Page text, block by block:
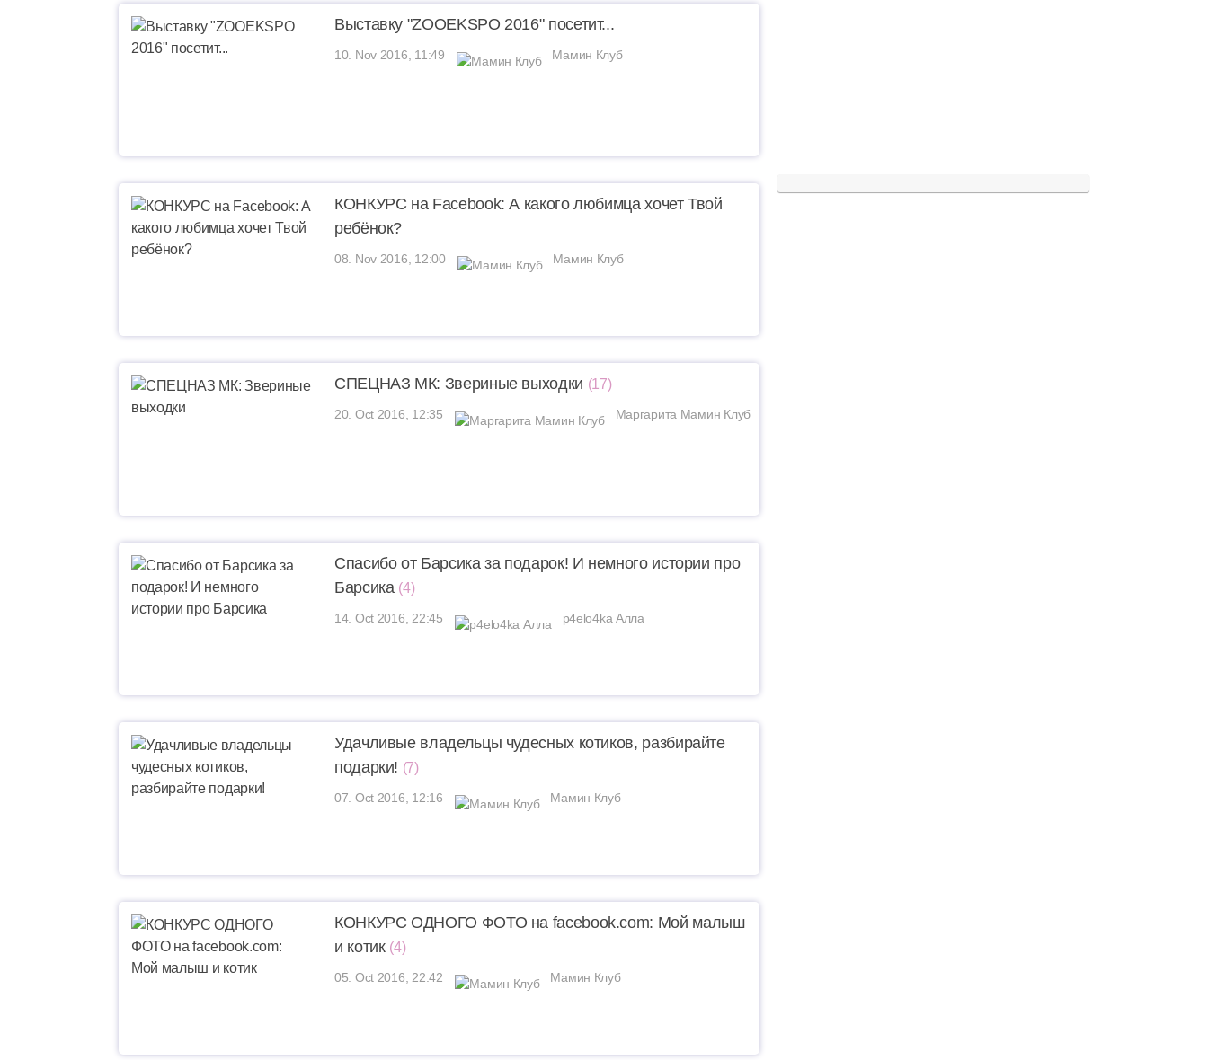
Выставку "ZOOEKSPO 2016" посетит...
10. Nov 2016, 11:49 Мамин Клуб
КОНКУРС на Facebook: А какого любимца хочет Твой
ребёнок?
08. Nov 2016, 12:00 Мамин Клуб
СПЕЦНАЗ МК: Звериные выходки (17)
20. Oct 2016, 12:35 Маргарита Мамин Клуб
Спасибо от Барсика за подарок! И немного истории про
Барсика (4)
14. Oct 2016, 22:45 p4elo4ka Алла
Удачливые владельцы чудесных котиков, разбирайте
подарки! (7)
07. Oct 2016, 12:16 Мамин Клуб
КОНКУРС ОДНОГО ФОТО на facebook.com: Мой малыш
и котик (4)
05. Oct 2016, 22:42 Мамин Клуб